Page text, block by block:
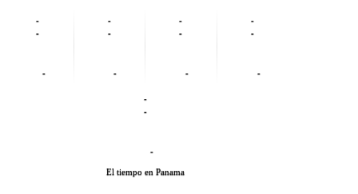
-
-
-
-
-
-
-
-
-
-
-
-
-
-
-
El tiempo en Panama